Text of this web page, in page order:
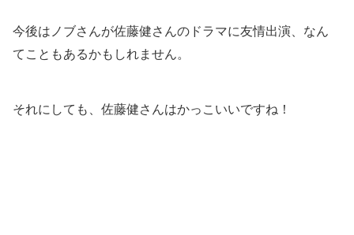
今後はノブさんが佐藤健さんのドラマに友情出演、なん
てこともあるかもしれません。
それにしても、佐藤健さんはかっこいいですね！